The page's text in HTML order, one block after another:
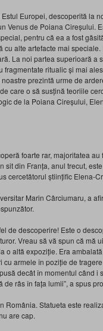
Europei, descoperită la
Venus de Poiana Cireșului.
pentru că ea a fost
alte artefacte mai
La noi partea superioară a
ritualic și mai
prezintă urme de
care o să susțină teoriile
de la Poiana Cireșului,
foarte rar, majoritatea
din Franța, anul trecut,
cercetătorul științific Elena-
Marin Cârciumaru, a
de descoperire! Este o
Vreau să vă spun că mă
altă expoziție. Era
armele în poziție de
decât în momentul când i
râs în fața lumii”, a spus
România. Statueta este
are cap.